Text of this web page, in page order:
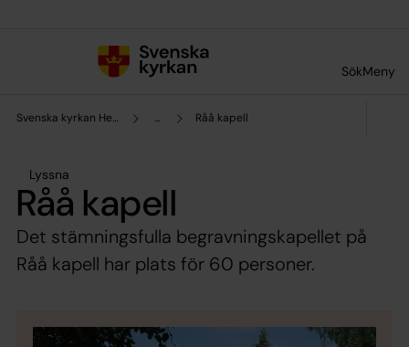
SökMeny
Svenska kyrkan Helsingborg ... Råå kapell
Lyssna
Råå kapell
Det stämningsfulla begravningskapellet på
Råå kapell har plats för 60 personer.